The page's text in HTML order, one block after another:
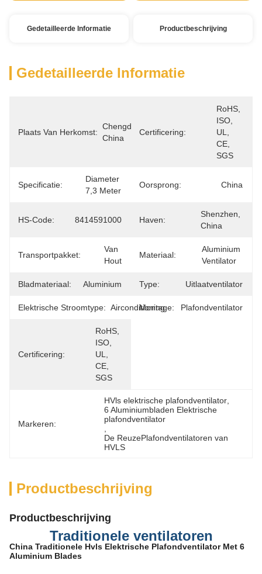
Gedetailleerde Informatie Productbeschrijving
Gedetailleerde Informatie
Plaats Van Herkomst:
Chengdu,
China
Certificering:
RoHS,
ISO,
UL,
CE,
SGS
Specificatie:
Diameter
7,3 Meter
Oorsprong: China
HS-Code: 8414591000 Haven:
Shenzhen,
China
Transportpakket:
Van
Hout
Materiaal:
Aluminium
Ventilator
Bladmateriaal: Aluminium Type: Uitlaatventilator
Elektrische Stroomtype: Airconditioning
Montage: Plafondventilator
Certificering:
RoHS,
ISO,
UL,
CE,
SGS
Markeren:
HVls elektrische plafondventilator
6 Aluminiumbladen Elektrische
plafondventilator
De ReuzePlafondventilatoren van
HVLS
Productbeschrijving
Productbeschrijving
Traditionele ventilatoren
China Traditionele Hvls Elektrische Plafondventilator Met 6
Aluminium Blades